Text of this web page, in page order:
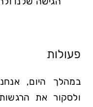
פעולות
במהלך היום,
ולסקור את